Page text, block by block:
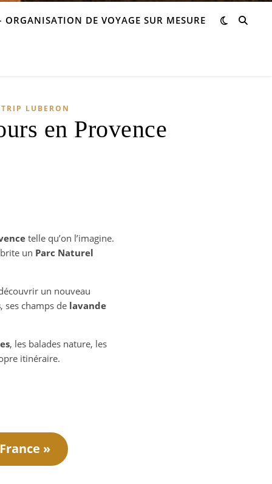
ORGANISATION DE VOYAGE SUR MESURE
LUBERON
en Provence
telle qu’on l’imagine.
un Parc Naturel
un nouveau
, ses champs de lavande
, les balades nature, les
itinéraire.
»